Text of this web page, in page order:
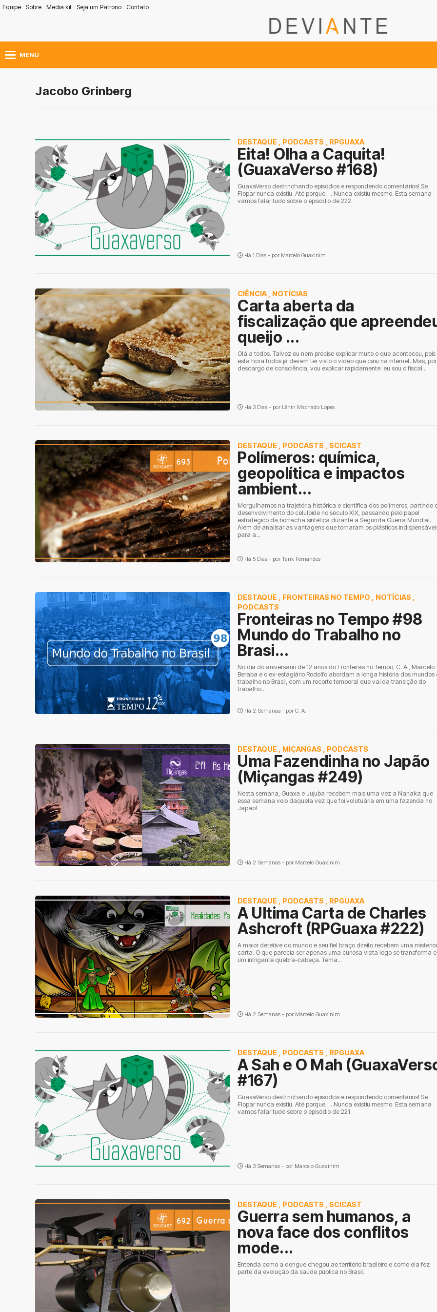
Equipe Sobre Media kit Seja um Patrono Contato
MENU
Jacobo Grinberg
DESTAQUE PODCASTS RPGUAXA
Eita! Olha a Caquita!
(GuaxaVerso #168)
GuaxaVerso destrinchando episódios e respondendo comentários! Se
Flopar nunca existiu. Até porque…. Nunca existiu mesmo. Esta semana
vamos falar tudo sobre o episódio de 222.
Há 1 Dias - por Marcelo Guaxinim
CIÊNCIA NOTÍCIAS
Carta aberta da
fiscalização que
queijo ...
Olá a todos. Talvez eu nem precise explicar muito o que aconteceu, pois
esta hora todos já devem ter visto o vídeo que caiu na internet. Mas, por
descargo de consciência, vou explicar rapidamente: eu sou o fiscal...
Há 3 Dias - por Lênin Machado Lopes
DESTAQUE PODCASTS SCICAST
Polímeros: química,
geopolítica e impactos
ambient...
Mergulhamos na trajetória histórica e científica dos polímeros, partindo
desenvolvimento do celuloide no século XIX, passando pelo papel
estratégico da borracha sintética durante a Segunda Guerra Mundial.
Além de analisar as vantagens que tornaram os plásticos
para a...
Há 5 Dias - por Tarik Fernandes
DESTAQUE FRONTEIRAS NO TEMPO NOTÍCIAS
PODCASTS
Fronteiras no Tempo #98
Mundo do Trabalho no
Brasi...
No dia do aniversário de 12 anos do Fronteiras no Tempo, C. A., Marcelo
Beraba e o ex-estagiário Rodolfo abordam a longa história dos mundos
trabalho no Brasil, com um recorte temporal que vai da transição do
trabalho...
Há 2 Semanas - por C. A.
DESTAQUE MIÇANGAS PODCASTS
Uma Fazendinha no Japão
(Miçangas #249)
Nesta semana, Guaxa e Jujuba recebem mais uma vez a Nanaka que
essa semana veio daquela vez que foi volutuária em uma fazenda no
Japão!
Há 2 Semanas - por Marcelo Guaxinim
DESTAQUE PODCASTS RPGUAXA
A Ultima Carta de Charles
Ashcroft (RPGuaxa #222)
A maior detetive do mundo e seu fiel braço direito recebem uma
carta. O que parecia ser apenas uma curiosa visita logo se transforma
um intrigante quebra-cabeça. Tema...
Há 2 Semanas - por Marcelo Guaxinim
DESTAQUE PODCASTS RPGUAXA
A Sah e O Mah
#167)
GuaxaVerso destrinchando episódios e respondendo comentários! Se
Flopar nunca existiu. Até porque…. Nunca existiu mesmo. Esta semana
vamos falar tudo sobre o episódio de 221.
Há 3 Semanas - por Marcelo Guaxinim
DESTAQUE PODCASTS SCICAST
Guerra sem humanos, a
nova face dos conflitos
mode...
Entenda como a dengue chegou ao território brasileiro e como ela fez
parte da evolução da saúde pública no Brasil.